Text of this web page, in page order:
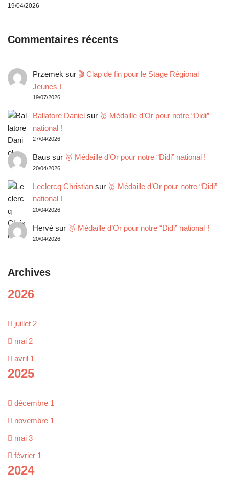
19/04/2026
Commentaires récents
Przemek sur 🎬 Clap de fin pour le Stage Régional
Jeunes !
19/07/2026
Ballatore Danielsur 🥇 Médaille d’Or pour notre “Didi”
national !
27/04/2026
Baus sur 🥇 Médaille d’Or pour notre “Didi” national !
20/04/2026
Leclercq Christiansur 🥇 Médaille d’Or pour notre “Didi”
national !
20/04/2026
Hervésur 🥇 Médaille d’Or pour notre “Didi” national !
20/04/2026
Archives
2026
juillet 2
mai 2
avril 1
2025
décembre 1
novembre 1
mai 3
février 1
2024